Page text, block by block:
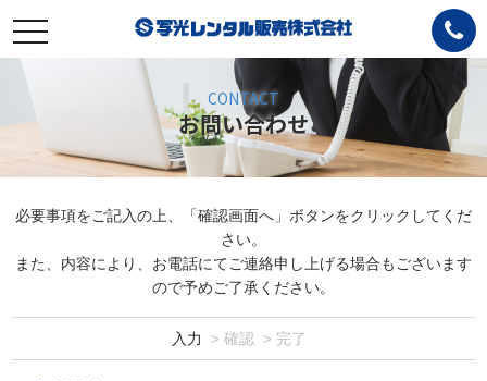
toggle
navigation
CONTACT
お問い合わせ
必要事項をご記入の上、「確認画面へ」ボタンをクリックしてくだ
さい。
また、内容により、お電話にてご連絡申し上げる場合もございます
ので予めご了承ください。
入力 確認 完了